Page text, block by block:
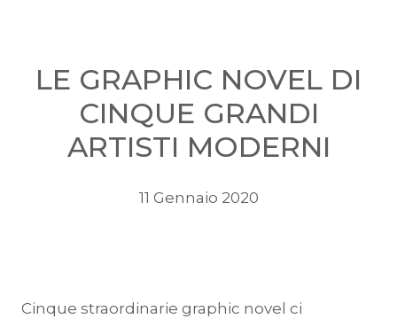
LE GRAPHIC NOVEL DI
CINQUE GRANDI
ARTISTI MODERNI
11 Gennaio 2020
Cinque straordinarie graphic novel ci